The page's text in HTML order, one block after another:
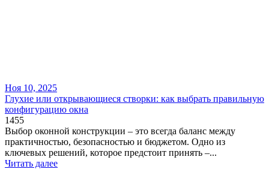
Ноя 10, 2025
Глухие или открывающиеся створки: как выбрать правильную
конфигурацию окна
1455
Выбор оконной конструкции – это всегда баланс между
практичностью, безопасностью и бюджетом. Одно из
ключевых решений, которое предстоит принять –...
Читать далее